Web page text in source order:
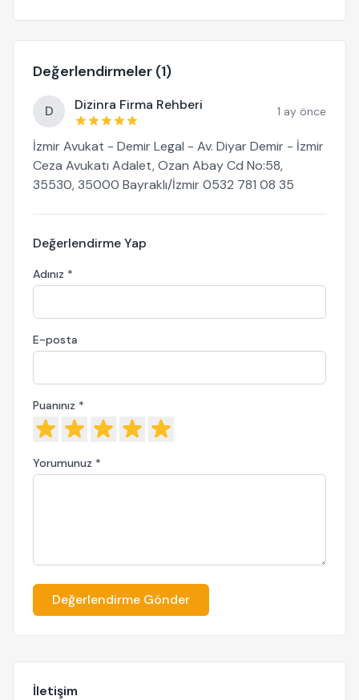
Değerlendirmeler (1)
D Dizinra Firma Rehberi 1 ay önce
İzmir Avukat - Demir Legal - Av. Diyar Demir - İzmir
Ceza Avukatı Adalet, Ozan Abay Cd No:58,
35530, 35000 Bayraklı/İzmir 0532 781 08 35
Değerlendirme Yap
Adınız *
E-posta
Puanınız *
Yorumunuz *
Değerlendirme Gönder
İletişim